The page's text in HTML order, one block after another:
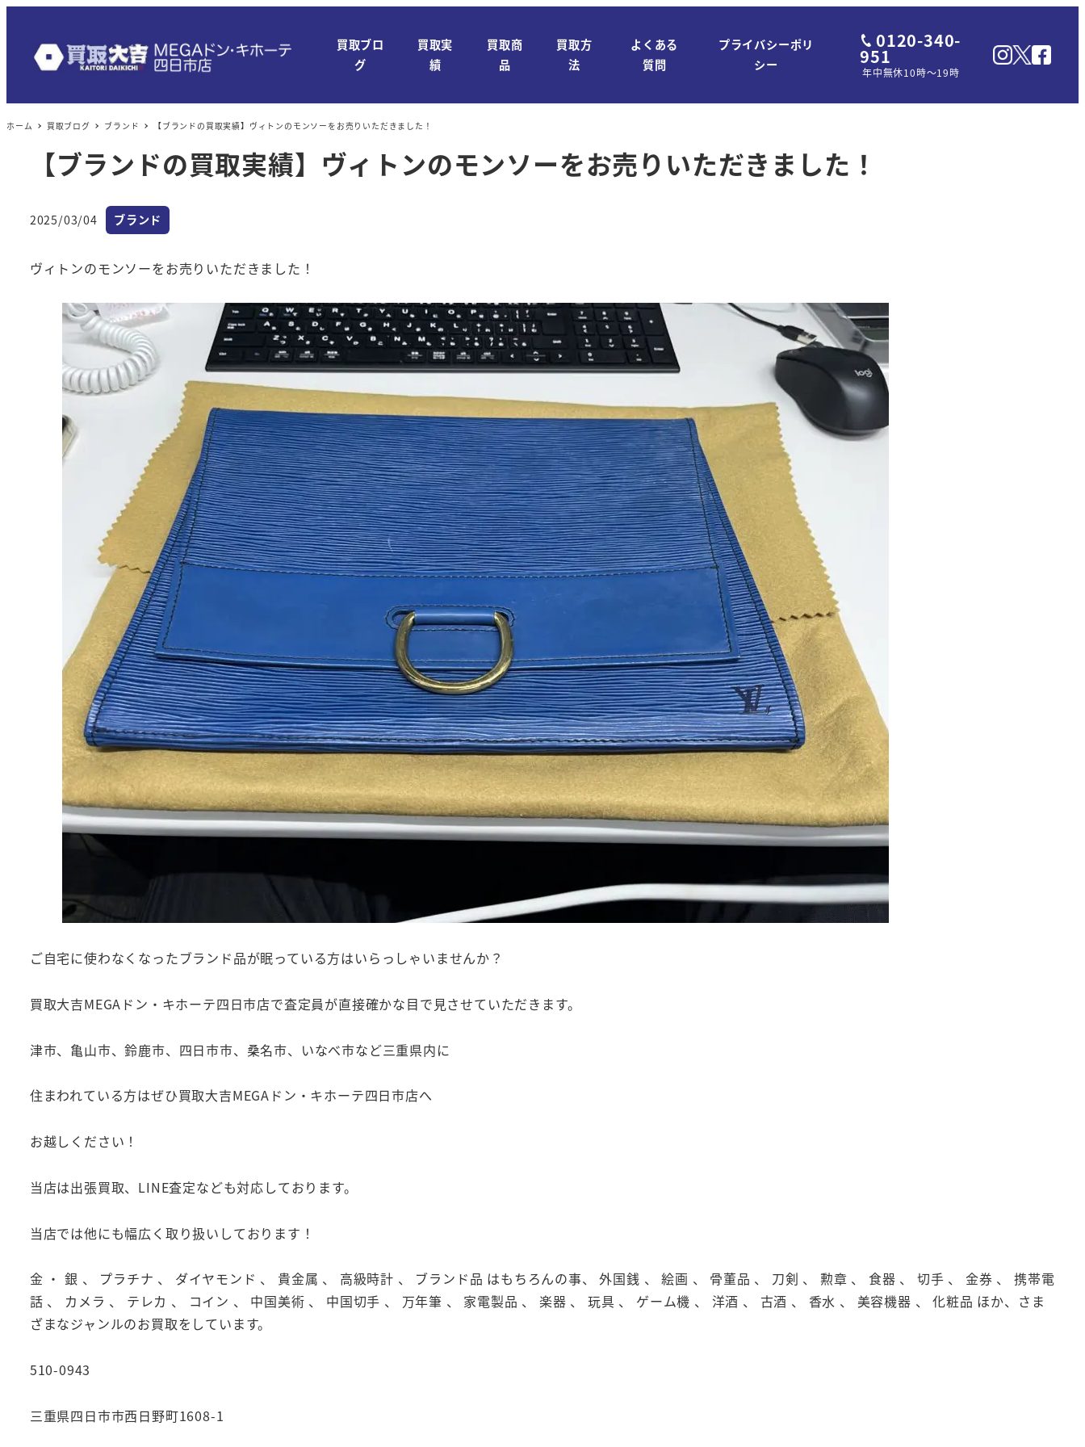
買取ブロ
グ
買取実
績
買取商
品
買取方
法
よくある
質問
プライバシーポリ
シー
0120-340-
951
年中無休10時～19時
ホーム 買取ブログ ブランド 【ブランドの買取実績】ヴィトンのモンソーをお売りいただきました！
【ブランドの買取実績】ヴィトンのモンソーをお売りいただきました！
投稿日
2025/03/04 カテゴリー
ブランド
ヴィトンのモンソーをお売りいただきました！
ご自宅に使わなくなったブランド品が眠っている方はいらっしゃいませんか？
買取大吉MEGAドン・キホーテ四日市店で査定員が直接確かな目で見させていただきます。
津市、亀山市、鈴鹿市、四日市市、桑名市、いなべ市など三重県内に
住まわれている方はぜひ買取大吉MEGAドン・キホーテ四日市店へ
お越しください！
当店は出張買取、LINE査定なども対応しております。
当店では他にも幅広く取り扱いしております！
金 ・ 銀 、 プラチナ 、 ダイヤモンド 、 貴金属 、 高級時計 、 ブランド品 はもちろんの事、 外国銭 、 絵画 、 骨董品 、 刀剣 、 勲章 、 食器 、 切手 、 金券 、 携帯電
話 、 カメラ 、 テレカ 、 コイン 、 中国美術 、 中国切手 、 万年筆 、 家電製品 、 楽器 、 玩具 、 ゲーム機 、 洋酒 、 古酒 、 香水 、 美容機器 、 化粧品 ほか、さま
ざまなジャンルのお買取をしています。
510-0943
三重県四日市市西日野町1608-1